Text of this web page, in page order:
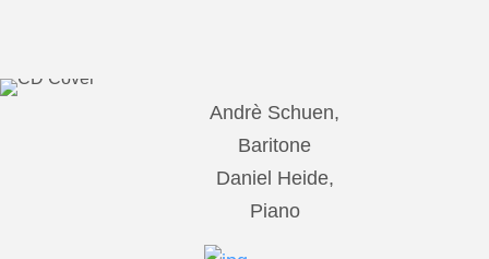
Andrè Schuen,
Baritone
Daniel Heide,
Piano